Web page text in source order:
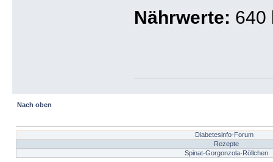
Nährwerte: 640
Nach oben
Diabetesinfo-Forum
Rezepte
Spinat-Gorgonzola-Röllchen